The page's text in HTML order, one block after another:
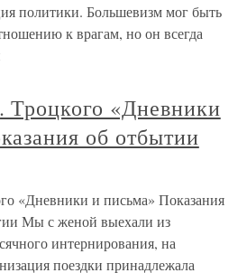
политики. Большевизм мог быть
к врагам, но он всегда
«Дневники
об отбытии
«Дневники и письма» Показания
Мы с женой выехали из
интернирования, на
поездки принадлежала